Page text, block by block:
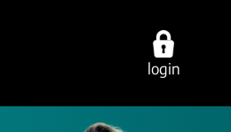
login